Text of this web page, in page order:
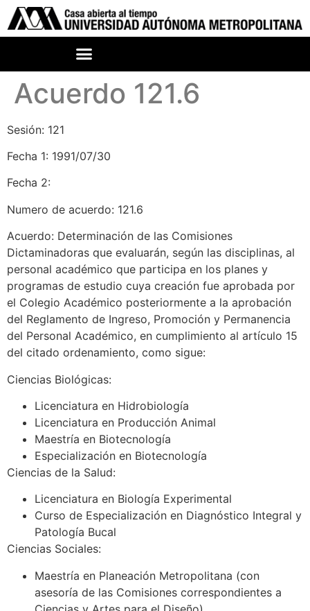
Acuerdo 121.6
Sesión: 121
Fecha 1: 1991/07/30
Fecha 2:
Numero de acuerdo: 121.6
Acuerdo: Determinación de las Comisiones
Dictaminadoras que evaluarán, según las disciplinas, al
personal académico que participa en los planes y
programas de estudio cuya creación fue aprobada por
el Colegio Académico posteriormente a la aprobación
del Reglamento de Ingreso, Promoción y Permanencia
del Personal Académico, en cumplimiento al artículo 15
del citado ordenamiento, como sigue:
Ciencias Biológicas:
Licenciatura en Hidrobiología
Licenciatura en Producción Animal
Maestría en Biotecnología
Especialización en Biotecnología
Ciencias de la Salud:
Licenciatura en Biología Experimental
Curso de Especialización en Diagnóstico Integral y
Patología Bucal
Ciencias Sociales:
Maestría en Planeación Metropolitana (con
asesoría de las Comisiones correspondientes a